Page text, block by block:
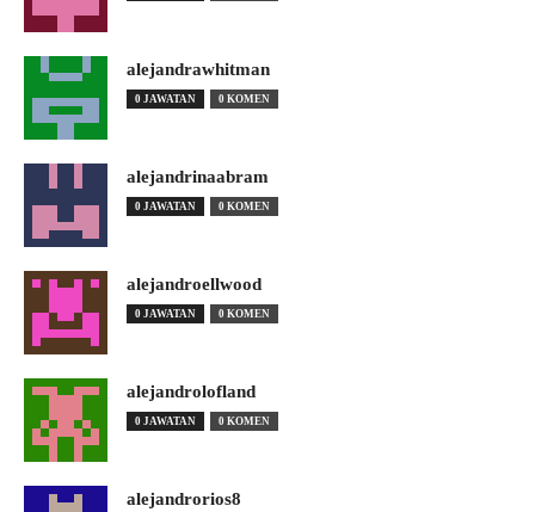
alejandrawhitman
0 JAWATAN 0 KOMEN
alejandrinaabram
0 JAWATAN 0 KOMEN
alejandroellwood
0 JAWATAN 0 KOMEN
alejandrolofland
0 JAWATAN 0 KOMEN
alejandrorios8